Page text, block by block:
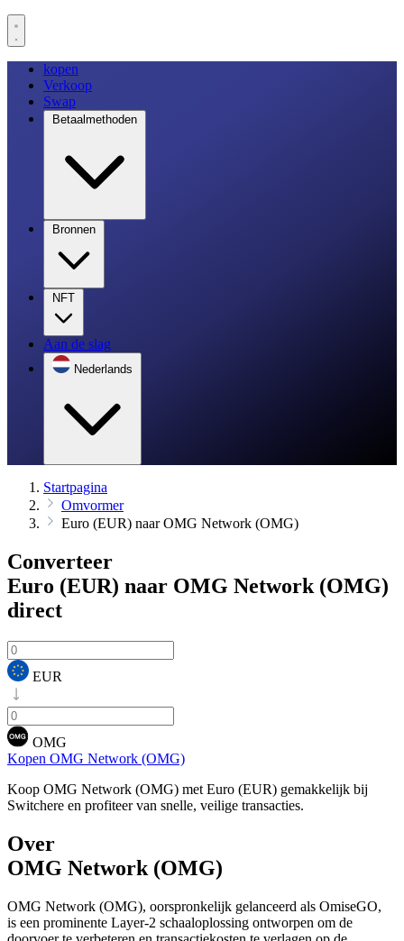
kopen
Verkoop
Swap
Betaalmethoden
Bronnen
NFT
Aan de slag
Nederlands
Startpagina
Omvormer
Euro (EUR) naar OMG Network (OMG)
Converteer
Euro (EUR) naar OMG Network (OMG)
direct
EUR
OMG
Kopen OMG Network (OMG)
Koop OMG Network (OMG) met Euro (EUR) gemakkelijk bij
Switchere en profiteer van snelle, veilige transacties.
Over
OMG Network (OMG)
OMG Network (OMG), oorspronkelijk gelanceerd als OmiseGO,
is een prominente Layer-2 schaaloplossing ontworpen om de